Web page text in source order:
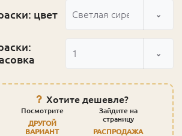
цвет Светлая сирень
1
Хотите дешевле?
Посмотрите
ДРУГОЙ
ВАРИАНТ
Зайдите на
страницу
РАСПРОДАЖА